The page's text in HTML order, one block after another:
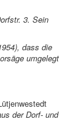
3. Sein
dass die
umgelegt
der Dorf- und